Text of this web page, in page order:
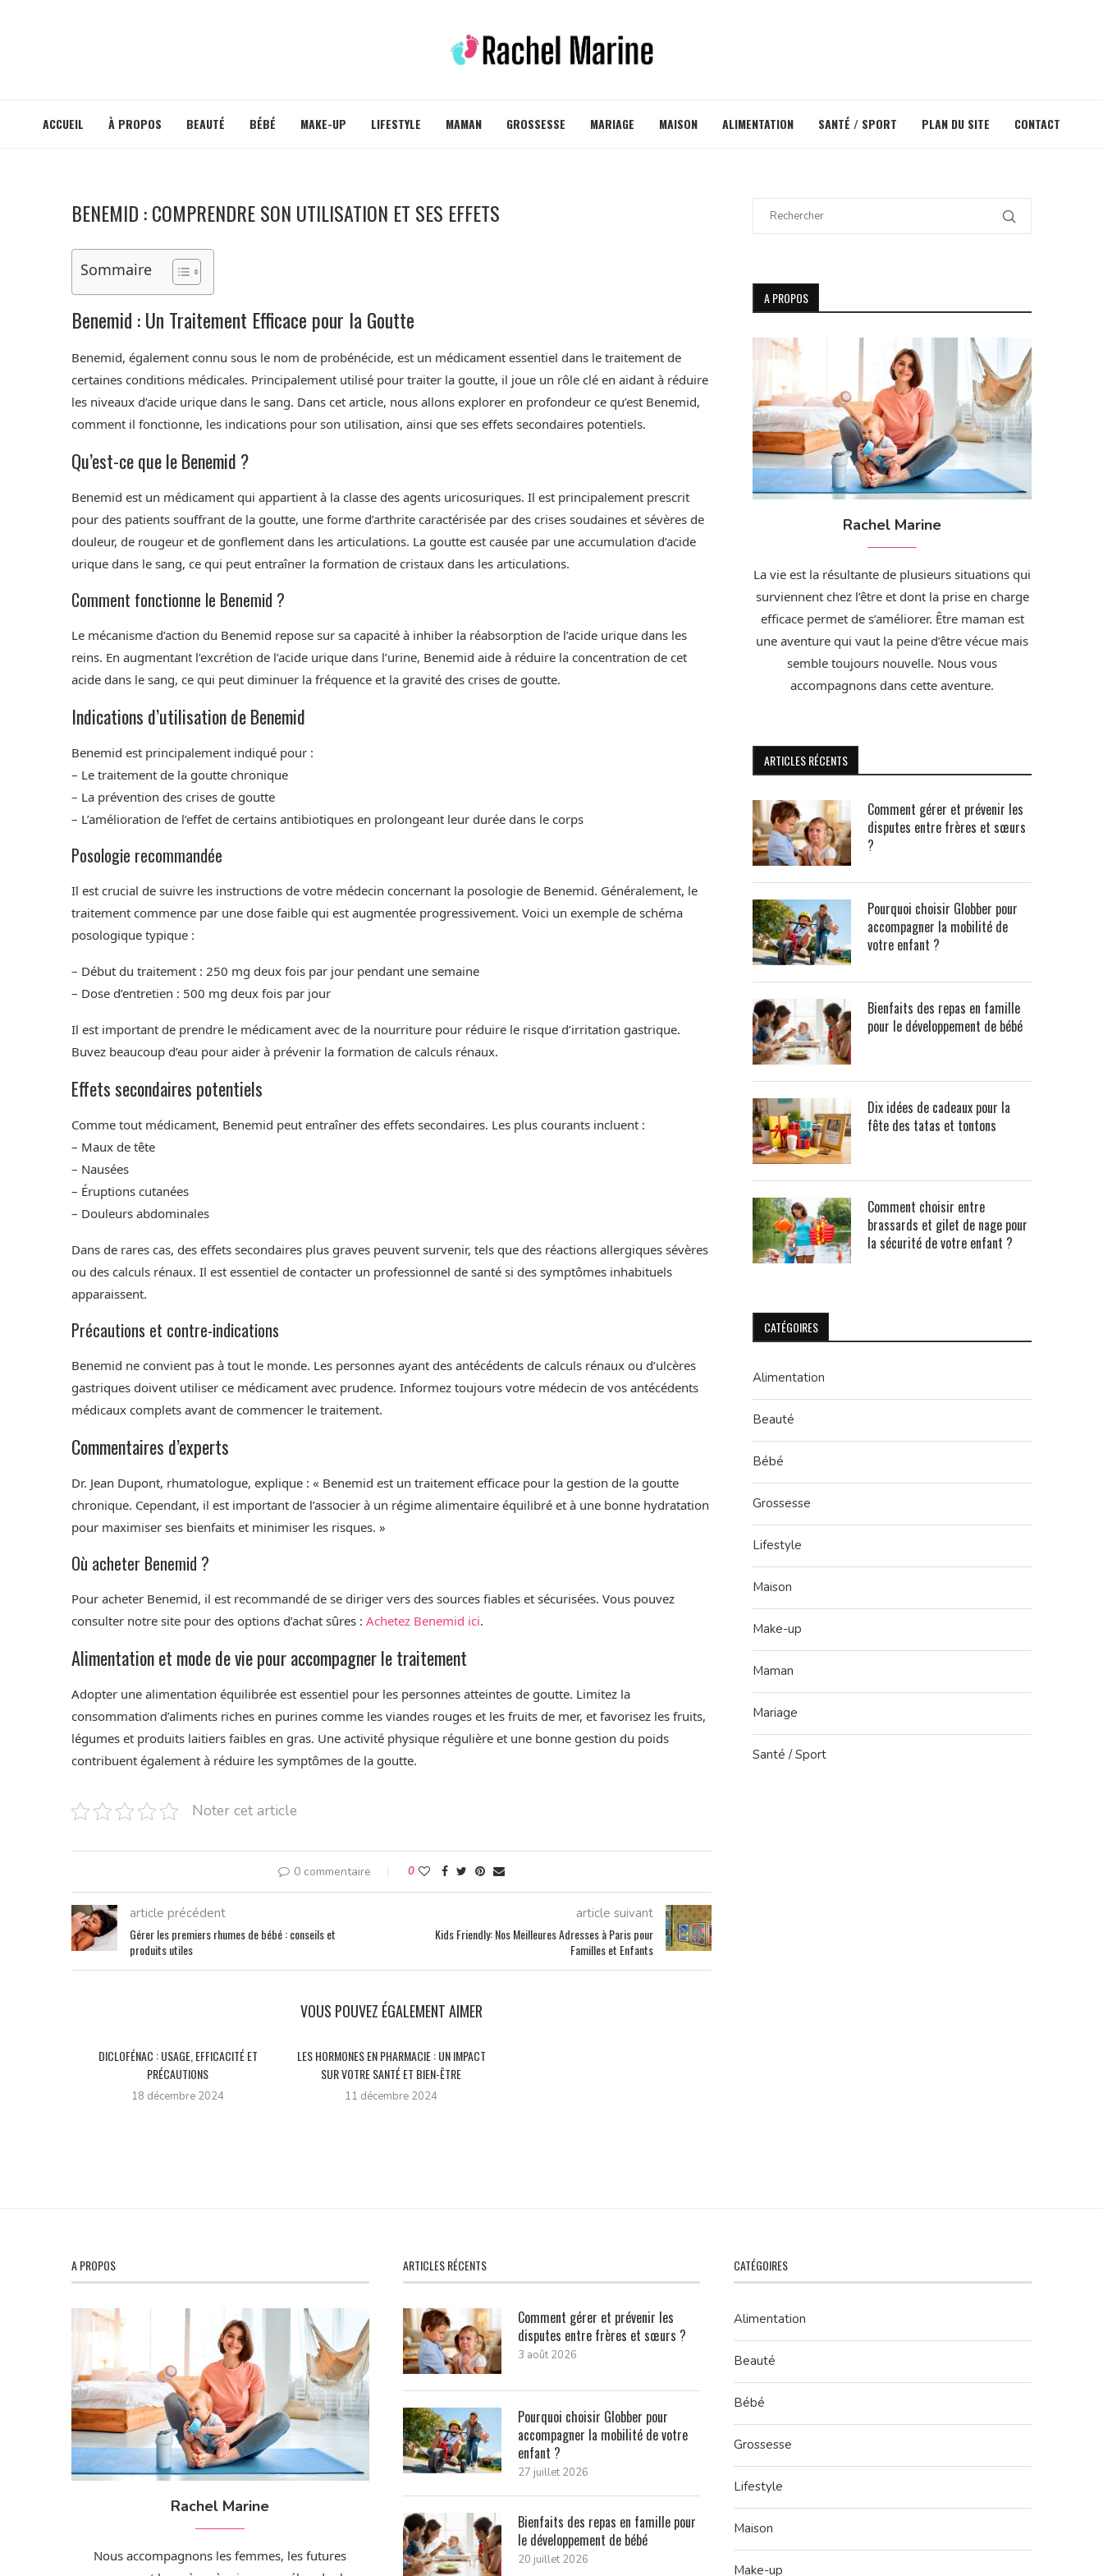
ACCUEIL À PROPOS BEAUTÉ BÉBÉ MAKE-UP LIFESTYLE MAMAN GROSSESSE MARIAGE MAISON ALIMENTATION SANTÉ / SPORT PLAN DU SITE CONTACT
BENEMID : COMPRENDRE SON UTILISATION ET SES EFFETS
Sommaire
Benemid : Un Traitement Efficace pour la Goutte
Benemid, également connu sous le nom de probénécide, est un médicament essentiel dans le traitement de
certaines conditions médicales. Principalement utilisé pour traiter la goutte, il joue un rôle clé en aidant à réduire
les niveaux d’acide urique dans le sang. Dans cet article, nous allons explorer en profondeur ce qu’est Benemid,
comment il fonctionne, les indications pour son utilisation, ainsi que ses effets secondaires potentiels.
Qu’est-ce que le Benemid ?
Benemid est un médicament qui appartient à la classe des agents uricosuriques. Il est principalement prescrit
pour des patients souffrant de la goutte, une forme d’arthrite caractérisée par des crises soudaines et sévères de
douleur, de rougeur et de gonflement dans les articulations. La goutte est causée par une accumulation d’acide
urique dans le sang, ce qui peut entraîner la formation de cristaux dans les articulations.
Comment fonctionne le Benemid ?
Le mécanisme d’action du Benemid repose sur sa capacité à inhiber la réabsorption de l’acide urique dans les
reins. En augmentant l’excrétion de l’acide urique dans l’urine, Benemid aide à réduire la concentration de cet
acide dans le sang, ce qui peut diminuer la fréquence et la gravité des crises de goutte.
Indications d’utilisation de Benemid
Benemid est principalement indiqué pour :
– Le traitement de la goutte chronique
– La prévention des crises de goutte
– L’amélioration de l’effet de certains antibiotiques en prolongeant leur durée dans le corps
Posologie recommandée
Il est crucial de suivre les instructions de votre médecin concernant la posologie de Benemid. Généralement, le
traitement commence par une dose faible qui est augmentée progressivement. Voici un exemple de schéma
posologique typique :
– Début du traitement : 250 mg deux fois par jour pendant une semaine
– Dose d’entretien : 500 mg deux fois par jour
Il est important de prendre le médicament avec de la nourriture pour réduire le risque d’irritation gastrique.
Buvez beaucoup d’eau pour aider à prévenir la formation de calculs rénaux.
Effets secondaires potentiels
Comme tout médicament, Benemid peut entraîner des effets secondaires. Les plus courants incluent :
– Maux de tête
– Nausées
– Éruptions cutanées
– Douleurs abdominales
Dans de rares cas, des effets secondaires plus graves peuvent survenir, tels que des réactions allergiques sévères
ou des calculs rénaux. Il est essentiel de contacter un professionnel de santé si des symptômes inhabituels
apparaissent.
Précautions et contre-indications
Benemid ne convient pas à tout le monde. Les personnes ayant des antécédents de calculs rénaux ou d’ulcères
gastriques doivent utiliser ce médicament avec prudence. Informez toujours votre médecin de vos antécédents
médicaux complets avant de commencer le traitement.
Commentaires d’experts
Dr. Jean Dupont, rhumatologue, explique : « Benemid est un traitement efficace pour la gestion de la goutte
chronique. Cependant, il est important de l’associer à un régime alimentaire équilibré et à une bonne hydratation
pour maximiser ses bienfaits et minimiser les risques. »
Où acheter Benemid ?
Pour acheter Benemid, il est recommandé de se diriger vers des sources fiables et sécurisées. Vous pouvez
consulter notre site pour des options d’achat sûres : Achetez Benemid ici.
Alimentation et mode de vie pour accompagner le traitement
Adopter une alimentation équilibrée est essentiel pour les personnes atteintes de goutte. Limitez la
consommation d’aliments riches en purines comme les viandes rouges et les fruits de mer, et favorisez les fruits,
légumes et produits laitiers faibles en gras. Une activité physique régulière et une bonne gestion du poids
contribuent également à réduire les symptômes de la goutte.
Noter cet article
0 commentaire 0
article précédent
Gérer les premiers rhumes de bébé : conseils et
produits utiles
article suivant
Kids Friendly: Nos Meilleures Adresses à Paris pour
Familles et Enfants
VOUS POUVEZ ÉGALEMENT AIMER
DICLOFÉNAC : USAGE, EFFICACITÉ ET
PRÉCAUTIONS
18 décembre 2024
LES HORMONES EN PHARMACIE : UN IMPACT
SUR VOTRE SANTÉ ET BIEN-ÊTRE
11 décembre 2024
A PROPOS
Rachel Marine
La vie est la résultante de plusieurs situations qui
surviennent chez l’être et dont la prise en charge
efficace permet de s’améliorer. Être maman est
une aventure qui vaut la peine d’être vécue mais
semble toujours nouvelle. Nous vous
accompagnons dans cette aventure.
ARTICLES RÉCENTS
Comment gérer et prévenir les
disputes entre frères et sœurs
?
Pourquoi choisir Globber pour
accompagner la mobilité de
votre enfant ?
Bienfaits des repas en famille
pour le développement de bébé
Dix idées de cadeaux pour la
fête des tatas et tontons
Comment choisir entre
brassards et gilet de nage pour
la sécurité de votre enfant ?
CATÉGOIRES
Alimentation
Beauté
Bébé
Grossesse
Lifestyle
Maison
Make-up
Maman
Mariage
Santé / Sport
A PROPOS
Rachel Marine
Nous accompagnons les femmes, les futures
ARTICLES RÉCENTS
Comment gérer et prévenir les
disputes entre frères et sœurs ?
3 août 2026
Pourquoi choisir Globber pour
accompagner la mobilité de votre
enfant ?
27 juillet 2026
Bienfaits des repas en famille pour
le développement de bébé
20 juillet 2026
CATÉGOIRES
Alimentation
Beauté
Bébé
Grossesse
Lifestyle
Maison
Make-up